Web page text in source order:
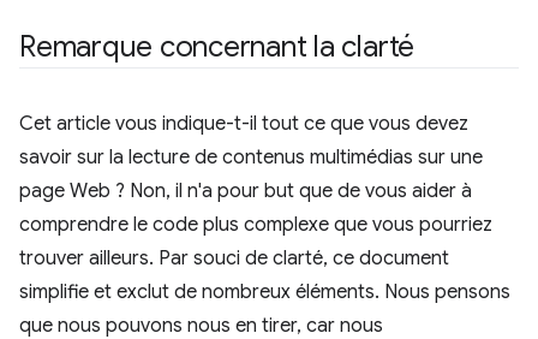
Remarque concernant la clarté
Cet article vous indique-t-il tout ce que vous devez
savoir sur la lecture de contenus multimédias sur une
page Web ? Non, il n'a pour but que de vous aider à
comprendre le code plus complexe que vous pourriez
trouver ailleurs. Par souci de clarté, ce document
simplifie et exclut de nombreux éléments. Nous pensons
que nous pouvons nous en tirer, car nous